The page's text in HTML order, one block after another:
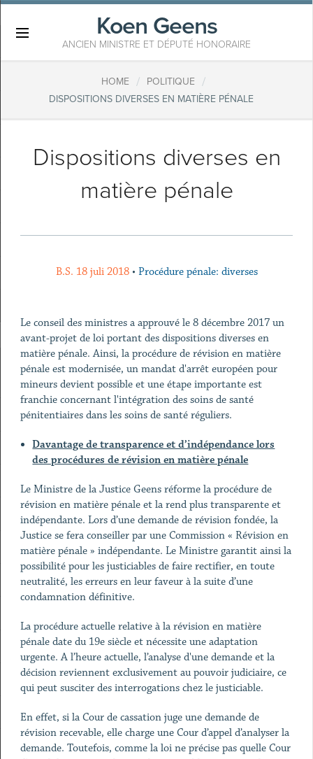
Koen Geens
ANCIEN MINISTRE ET DÉPUTÉ HONORAIRE
HOME / POLITIQUE /
DISPOSITIONS DIVERSES EN MATIÈRE PÉNALE
Dispositions diverses en
matière pénale
B.S. 18 juli 2018 • Procédure pénale: diverses
Le conseil des ministres a approuvé le 8 décembre 2017 un
avant-projet de loi portant des dispositions diverses en
matière pénale. Ainsi, la procédure de révision en matière
pénale est modernisée, un mandat d'arrêt européen pour
mineurs devient possible et une étape importante est
franchie concernant l'intégration des soins de santé
pénitentiaires dans les soins de santé réguliers.
Davantage de transparence et d’indépendance lors
des procédures de révision en matière pénale
Le Ministre de la Justice Geens réforme la procédure de
révision en matière pénale et la rend plus transparente et
indépendante. Lors d’une demande de révision fondée, la
Justice se fera conseiller par une Commission « Révision en
matière pénale » indépendante. Le Ministre garantit ainsi la
possibilité pour les justiciables de faire rectifier, en toute
neutralité, les erreurs en leur faveur à la suite d’une
condamnation définitive.
La procédure actuelle relative à la révision en matière
pénale date du 19e siècle et nécessite une adaptation
urgente. A l’heure actuelle, l’analyse d'une demande et la
décision reviennent exclusivement au pouvoir judiciaire, ce
qui peut susciter des interrogations chez le justiciable.
En effet, si la Cour de cassation juge une demande de
révision recevable, elle charge une Cour d’appel d’analyser la
demande. Toutefois, comme la loi ne précise pas quelle Cour